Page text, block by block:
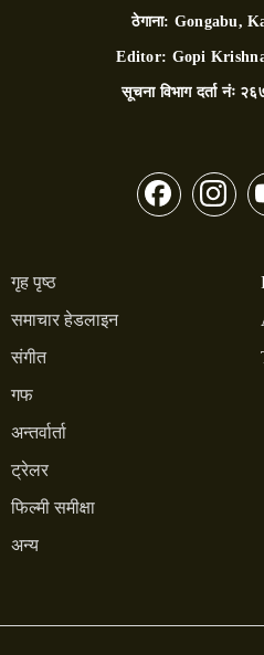
ठेगाना: Gongabu,
Editor: Gopi
सूचना विभाग दर्ता नंः
गृह पृष्ठ
समाचार हेडलाइन
संगीत
गफ
अन्तर्वार्ता
ट्रेलर
फिल्मी समीक्षा
अन्य